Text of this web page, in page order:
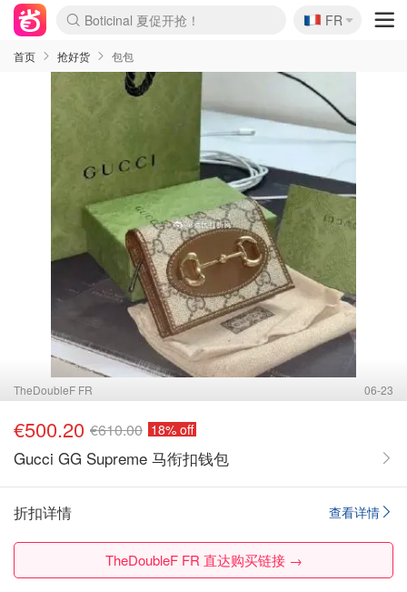
Boticinal 夏促开抢！
还没结束！&OtherStories大促
Joybuy变相75折 随时失效
速领！Stanley独家85折
疑似霸哥！Camper额外叠85折
Zalando 奥莱闪促！每日更新
Moncler反季囤！5折起+叠9折
Coach Brooklyn仅€192
🇫🇷
FR
首页 抢好货 包包
TheDoubleF FR 06-23
€500.20 €610.00 18% off
Gucci GG Supreme 马衔扣钱包
查看详情
折扣详情
TheDoubleF FR 直达购买链接 →